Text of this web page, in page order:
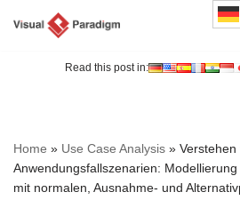
Read this post in:
Home » Use Case Analysis » Verstehen
Anwendungsfallszenarien:
mit normalen, Ausnahme- und